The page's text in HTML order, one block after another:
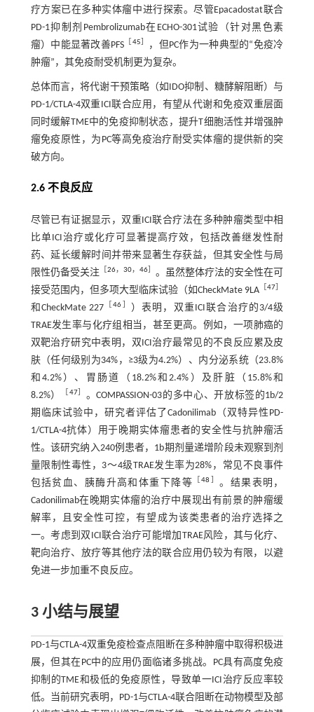
疗方案已在多种实体瘤中进行探索。尽管Epacadostat联合
PD-1抑制剂Pembrolizumab在ECHO-301试验（针对黑色素
瘤）中能显著改善PFS
45
，但PC作为一种典型的“免疫冷
肿瘤”，其免疫耐受机制更为复杂。
总体而言，将代谢干预策略（如IDO抑制、糖酵解阻断）与
PD-1/CTLA-4双重ICI联合应用，有望从代谢和免疫双重层面
同时缓解TME中的免疫抑制状态，提升T细胞活性并增强肿
瘤免疫原性，为PC等高免疫治疗耐受实体瘤的提供新的突
破方向。
2.6 不良反应
尽管已有证据显示，双重ICI联合疗法在多种肿瘤类型中相
比单ICI治疗或化疗可显著提高疗效，包括改善继发性耐
药、延长缓解时间并带来显著生存获益，但其安全性与局
限性仍备受关注［ 26， 30， 46］ 。虽然整体疗法的安全性在可
接受范围内，但多项大型临床试验（如CheckMate 9LA ［47
和CheckMate 227 ［46
）表明，双重ICI联合治疗的3/4级
TRAE发生率与化疗组相当，甚至更高。例如，一项肺癌的
双靶治疗研究中表明，双ICI治疗最常见的不良反应累及皮
肤（任何级别为34%，≥3级为4.2%）、内分泌系统（23.8%
和4.2%）、胃肠道（18.2%和2.4%）及肝脏（15.8%和
8.2%）
47］ 。COMPASSION-03的多中心、开放标签的1b/2
期临床试验中，研究者评估了Cadonilimab（双特异性PD-
1/CTLA-4抗体）用于晚期实体瘤患者的安全性与抗肿瘤活
性。该研究纳入240例患者，1b期剂量递增阶段未观察到剂
量限制性毒性，3～4级TRAE发生率为28%，常见不良事件
包括贫血、胰酶升高和体重下降等 ［48
。结果表明，
Cadonilimab在晚期实体瘤的治疗中展现出有前景的肿瘤缓
解率，且安全性可控，有望成为该类患者的治疗选择之
一。考虑到双ICI联合治疗可能增加TRAE风险，其与化疗、
靶向治疗、放疗等其他疗法的联合应用仍较为有限，以避
免进一步加重不良反应。
3 小结与展望
PD-1与CTLA-4双重免疫检查点阻断在多种肿瘤中取得积极进
展，但其在PC中的应用仍面临诸多挑战。PC具有高度免疫
抑制的TME和极低的免疫原性，导致单一ICI治疗反应率较
低。当前研究表明，PD-1与CTLA-4联合阻断在动物模型及部